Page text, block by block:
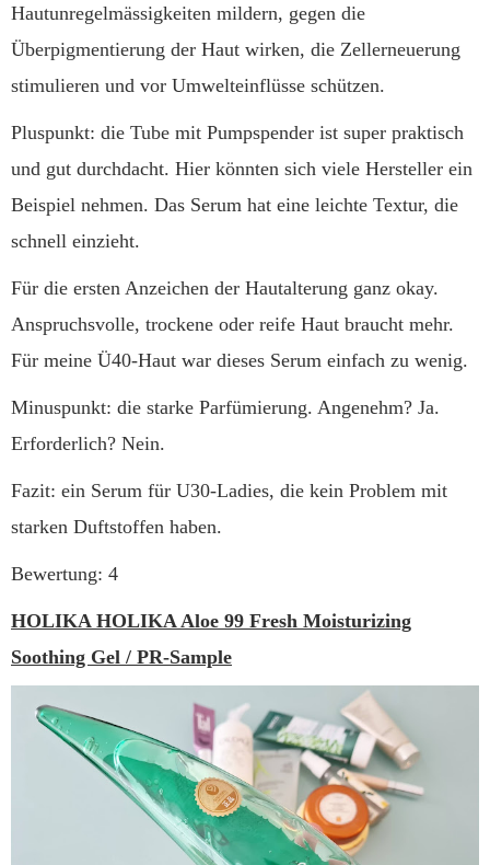
Hautunregelmässigkeiten mildern, gegen die
Überpigmentierung der Haut wirken, die Zellerneuerung
stimulieren und vor Umwelteinflüsse schützen.
Pluspunkt: die Tube mit Pumpspender ist super praktisch
und gut durchdacht. Hier könnten sich viele Hersteller ein
Beispiel nehmen. Das Serum hat eine leichte Textur, die
schnell einzieht.
Für die ersten Anzeichen der Hautalterung ganz okay.
Anspruchsvolle, trockene oder reife Haut braucht mehr.
Für meine Ü40-Haut war dieses Serum einfach zu wenig.
Minuspunkt: die starke Parfümierung. Angenehm? Ja.
Erforderlich? Nein.
Fazit: ein Serum für U30-Ladies, die kein Problem mit
starken Duftstoffen haben.
Bewertung: 4
HOLIKA HOLIKA Aloe 99 Fresh Moisturizing
Soothing Gel / PR-Sample